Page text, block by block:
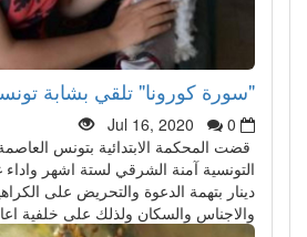
"سورة كورونا" تلقي بشابة
Jul 16, 2020
0
قضت المحكمة الابتدائية بتونس
التونسية آمنة الشرقي لستة اشهر
دينار بتهمة الدعوة والتحريض على
والاجناس والسكان ولذلك على خلفية